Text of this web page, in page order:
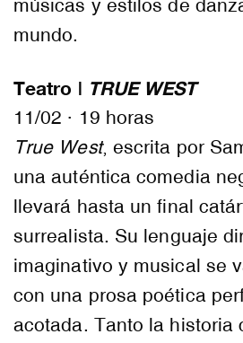
músicas y estilos de
mundo.
Teatro | TRUE WEST
11/02 · 19 horas
True West, escrita por
una auténtica comedia
llevará hasta un final
surrealista. Su lenguaje
imaginativo y musical se
con una prosa poética
acotada. Tanto la historia